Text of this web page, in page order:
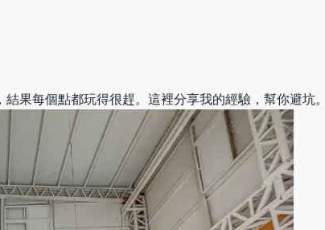
果每個點都玩得很趕。這裡分享我的經驗，幫你避坑